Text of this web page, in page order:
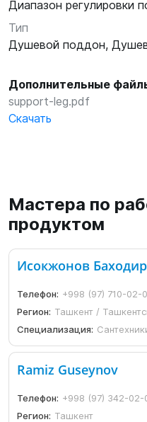
Диапазон регулировки
Тип
Душевой поддон,
Дополнительные
support-leg.pdf
Скачать
Мастера по
продуктом
Исокжонов Баходир
Телефон: +998 (97) 710-02-
Регион: Ташкент /
Специализация:
Ramiz Guseynov
Телефон: +998 (97) 342-02-
Регион: Ташкент